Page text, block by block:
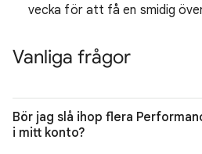
vecka för att få en smidig
Vanliga frågor
Bör jag slå ihop flera
i mitt konto?